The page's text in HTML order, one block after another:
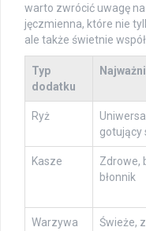
warto zwrócić uwagę
jęczmienna, które nie
ale także świetnie
Typ
dodatku
Ryż
gotujący
Kasze
Zdrowe,
błonnik
Warzywa
Świeże,